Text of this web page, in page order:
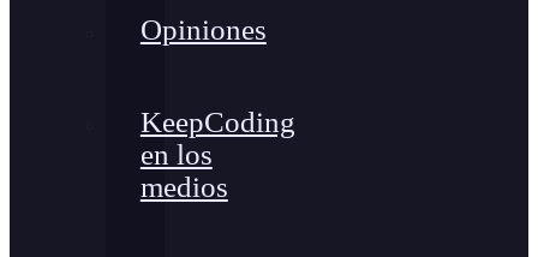
Opiniones
KeepCoding
en los
medios